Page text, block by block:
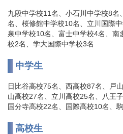
九段中学校11名、小石川中学校8名
名、桜修館中学校10名、立川国際
泉中学校10名、富士中学校4名、
校2名、学大国際中学校3名
中学生
日比谷高校75名、西高校87名、戸
山高校27名、立川高校25名、八王
国分寺高校22名、国際高校10名、
高校生